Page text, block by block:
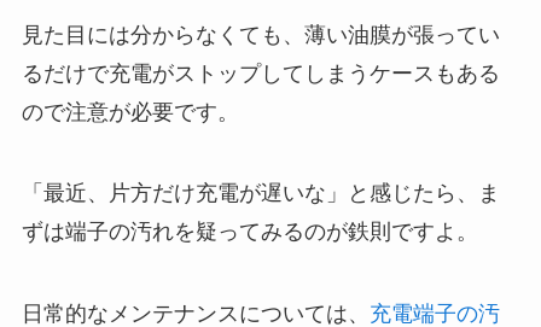
見た目には分からなくても、薄い油膜が張ってい
るだけで充電がストップしてしまうケースもある
ので注意が必要です。
「最近、片方だけ充電が遅いな」と感じたら、ま
ずは端子の汚れを疑ってみるのが鉄則ですよ。
日常的なメンテナンスについては、 充電端子の汚